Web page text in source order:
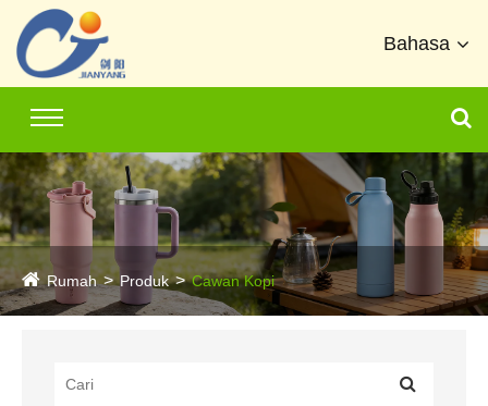
Bahasa
Rumah Produk Cawan Kopi